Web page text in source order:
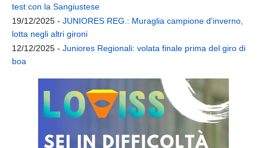
test con la Sangiustese
19/12/2025 - JUNIORES REG.: Muraglia campione d'inverno,
lotta negli altri gironi
12/12/2025 - Juniores Regionali: volata finale prima del giro di
boa